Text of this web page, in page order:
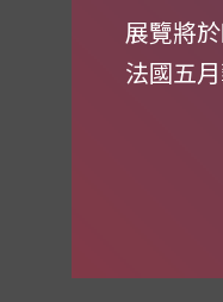
展覽將
法國五